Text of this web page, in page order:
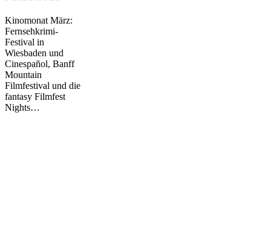
Kinomonat März:
Fernsehkrimi-
Festival in
Wiesbaden und
Cinespañol, Banff
Mountain
Filmfestival und die
fantasy Filmfest
Nights…